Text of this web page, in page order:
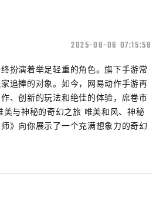
2025-06-06 07:15:58
扮演着举足轻重的角色。旗下手游常
追捧的对象。如今，网易动作手游再
、创新的玩法和绝佳的体验，席卷市
与神秘的奇幻之旅 唯美和风、神秘
》向你展示了一个充满想象力的奇幻